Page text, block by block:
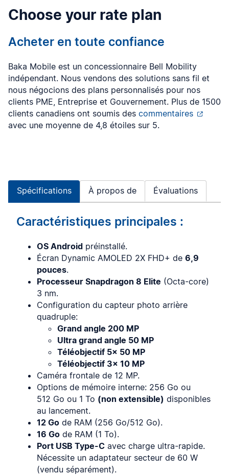
Choose your rate plan
Acheter en toute confiance
Baka Mobile est un concessionnaire Bell Mobility
indépendant. Nous vendons des solutions sans fil et
nous négocions des plans personnalisés pour nos
clients PME, Entreprise et Gouvernement. Plus de 1500
clients canadiens ont soumis des commentaires
avec une moyenne de 4,8 étoiles sur 5.
Spécifications À propos de Évaluations
Caractéristiques principales :
OS Android préinstallé.
Écran Dynamic AMOLED 2X FHD+ de 6,9
pouces.
Processeur Snapdragon 8 Elite (Octa-core)
3 nm.
Configuration du capteur photo arrière
quadruple:
Grand angle 200 MP
Ultra grand angle 50 MP
Téléobjectif 5x 50 MP
Téléobjectif 3x 10 MP
Caméra frontale de 12 MP.
Options de mémoire interne: 256 Go ou
512 Go ou 1 To (non extensible) disponibles
au lancement.
12 Go de RAM (256 Go/512 Go).
16 Go de RAM (1 To).
Port USB Type-C avec charge ultra-rapide.
Nécessite un adaptateur secteur de 60 W
(vendu séparément).